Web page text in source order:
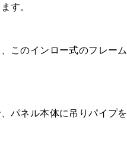
す。
このインロー式のフレー
パネル本体に吊りパイプ